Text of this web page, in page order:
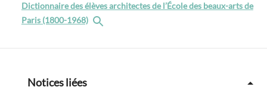
Dictionnaire des élèves architectes de l’École des beaux-arts de
Paris (1800-1968)
Notices liées